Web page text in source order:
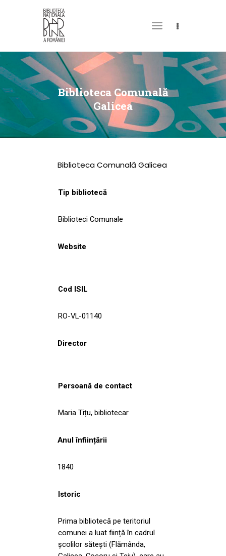
Biblioteca Comunală
Galicea
DESPRE NOI
PERMISUL MEU DE
BIBLIOTECĂ
CATALOAGE ȘI
COLECȚII
CULTURALE
NOUTĂȚI
Biblioteca Comunală Galicea
Tip bibliotecă
Biblioteci Comunale
Website
Cod ISIL
RO-VL-01140
Director
Persoană de contact
Maria Tițu, bibliotecar
Anul înființării
1840
Istoric
Prima bibliotecă pe teritoriul
comunei a luat ființă în cadrul
școlilor sătești (Flămânda,